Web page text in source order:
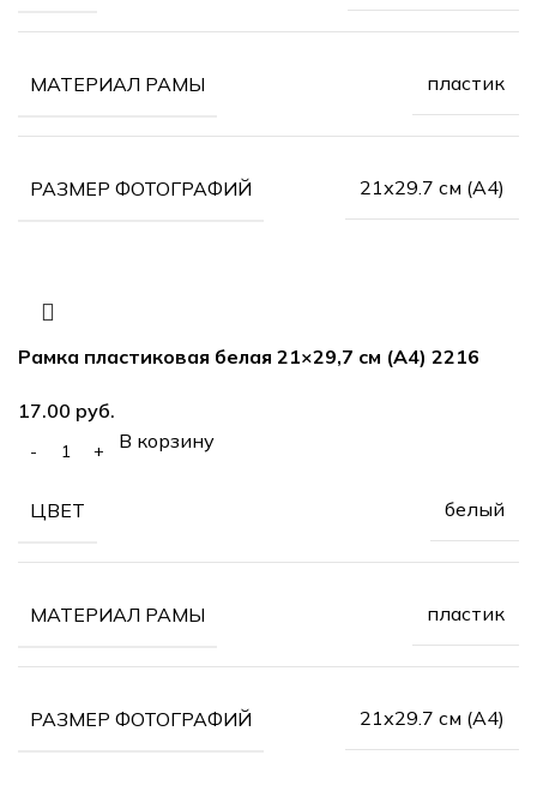
МАТЕРИАЛ РАМЫ пластик
РАЗМЕР ФОТОГРАФИЙ 21х29.7 см (А4)
Рамка пластиковая белая 21×29,7 см (А4) 2216
руб.
В корзину
ЦВЕТ белый
МАТЕРИАЛ РАМЫ пластик
РАЗМЕР ФОТОГРАФИЙ 21х29.7 см (А4)